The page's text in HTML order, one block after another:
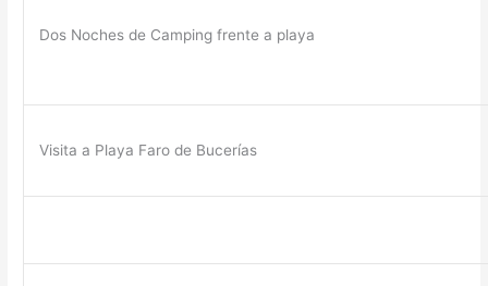
Dos Noches de Camping frente a playa
Visita a Playa Faro de Bucerías